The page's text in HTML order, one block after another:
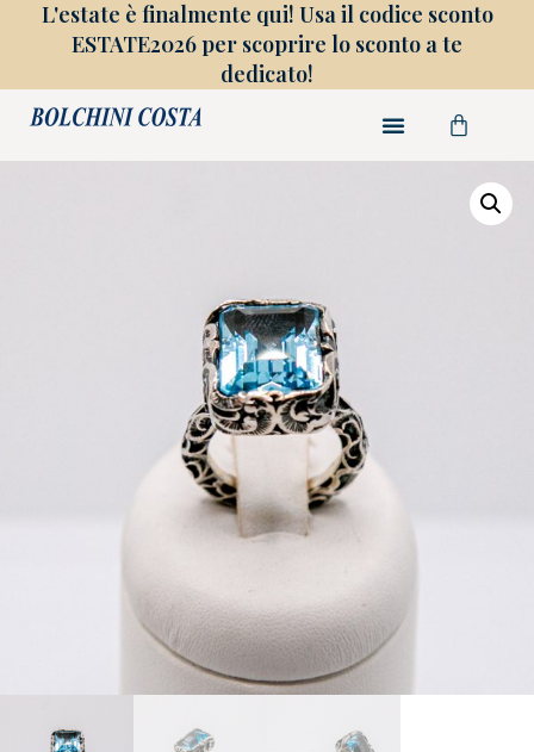
L'estate è finalmente qui! Usa il codice sconto
ESTATE2026 per scoprire lo sconto a te
dedicato!